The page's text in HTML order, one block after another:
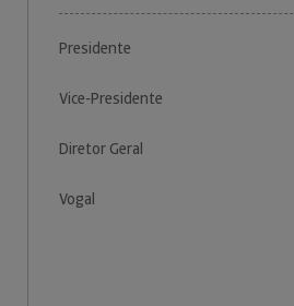
Presidente
Vice-Presidente
Diretor Geral
Vogal